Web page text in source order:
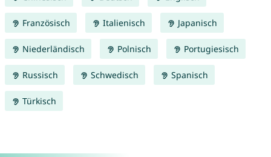
Französisch Italienisch Japanisch
Niederländisch Polnisch Portugiesisch
Russisch Schwedisch Spanisch
Türkisch